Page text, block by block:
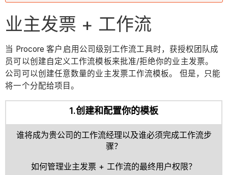
业主发票 + 工作流
当 Procore 客户启用公司级别工作流工具时，获授权团队成
员可以创建自定义工作流模板来批准/拒绝你的业主发票。
公司可以创建任意数量的业主发票工作流模板。 但是，只能
将一个分配给项目。
1.创建和配置你的模板
谁将成为贵公司的工作流经理以及谁必须完成工作流步
骤？
如何管理业主发票 + 工作流的最终用户权限？